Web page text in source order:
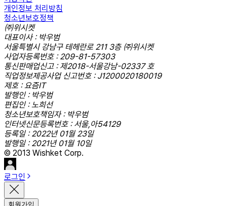
개인정보 처리방침
청소년보호정책
㈜위시켓
대표이사 : 박우범
서울특별시 강남구 테헤란로 211 3층 ㈜위시켓
사업자등록번호 : 209-81-57303
통신판매업신고 : 제2018-서울강남-02337 호
직업정보제공사업 신고번호 : J1200020180019
제호 : 요즘IT
발행인 : 박우범
편집인 : 노희선
청소년보호책임자 : 박우범
인터넷신문등록번호 : 서울,아54129
등록일 : 2022년 01월 23일
발행일 : 2021년 01월 10일
© 2013 Wishket Corp.
로그인
회원가입